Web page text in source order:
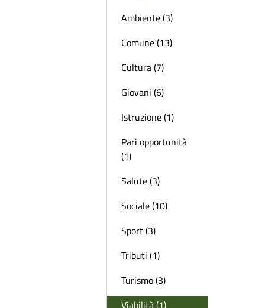
Ambiente (3)
Comune (13)
Cultura (7)
Giovani (6)
Istruzione (1)
Pari opportunità
(1)
Salute (3)
Sociale (10)
Sport (3)
Tributi (1)
Turismo (3)
Viabilità (1)